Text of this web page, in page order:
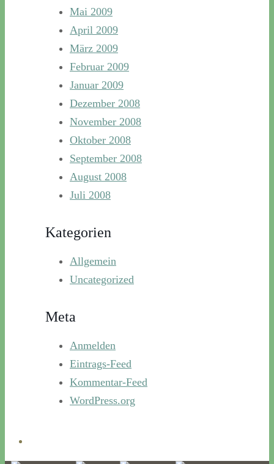
Mai 2009
April 2009
März 2009
Februar 2009
Januar 2009
Dezember 2008
November 2008
Oktober 2008
September 2008
August 2008
Juli 2008
Kategorien
Allgemein
Uncategorized
Meta
Anmelden
Eintrags-Feed
Kommentar-Feed
WordPress.org